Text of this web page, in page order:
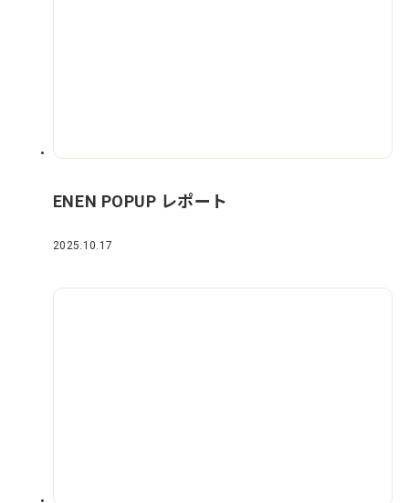
ENEN POPUP レポート
2025.10.17